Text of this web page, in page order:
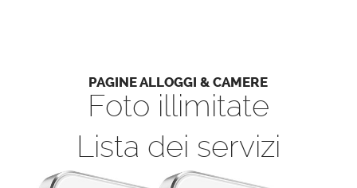
PAGINE ALLOGGI & CAMERE
Foto illimitate
Lista dei servizi